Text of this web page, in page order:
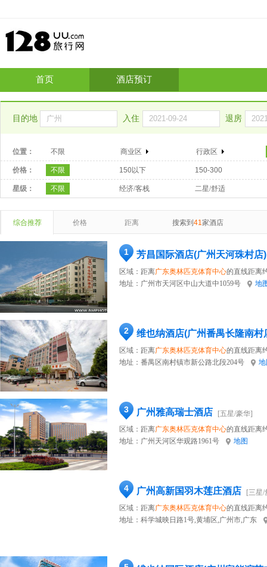
首页 酒店预订
目的地 入住 退房
位置： 不限 商业区 行政区
价格： 不限 150以下 150-300
星级： 不限 经济/客栈 二星/舒适
综合推荐 价格 距离 搜索到 41家酒店
1 芳昌国际酒店(广州天河珠村店)
区域：距离广东奥林匹克体育中心的直线距离
地址： 广州市天河区中山大道中1059号 地
2 维也纳酒店(广州番禺长隆南村
区域：距离广东奥林匹克体育中心的直线距离
地址： 番禺区南村镇市新公路北段204号
3 广州雅高瑞士酒店
[五星/豪华]
区域：距离广东奥林匹克体育中心的直线距离
地址： 广州天河区华观路1961号 地图
4 广州高新国羽木莲庄酒店
[三星/
区域：距离广东奥林匹克体育中心的直线距离
地址： 科学城映日路1号,黄埔区,广州市,广东